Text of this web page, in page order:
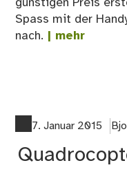
günstigen Preis
Spass mit der
nach. | mehr
7. Januar 2015